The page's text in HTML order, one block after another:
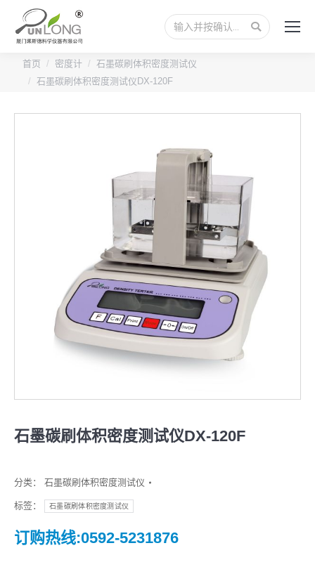
搜
索：
首页
密度计
石墨碳刷体积密度测试仪
石墨碳刷体积密度测试仪DX-120F
石墨碳刷体积密度测试仪DX-120F
分类： 石墨碳刷体积密度测试仪
标签： 石墨碳刷体积密度测试仪
订购热线:0592-5231876